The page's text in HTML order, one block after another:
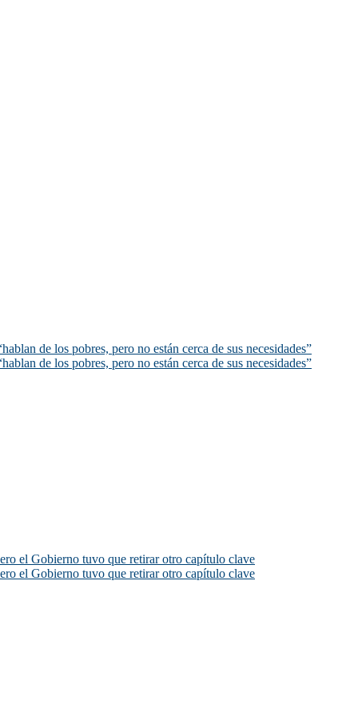
de los pobres, pero no están cerca de sus necesidades”
de los pobres, pero no están cerca de sus necesidades”
el Gobierno tuvo que retirar otro capítulo clave
el Gobierno tuvo que retirar otro capítulo clave